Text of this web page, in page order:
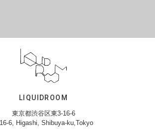
LIQUIDROOM
東京都渋谷区東3-16-6
6, Higashi, Shibuya-ku,Tokyo